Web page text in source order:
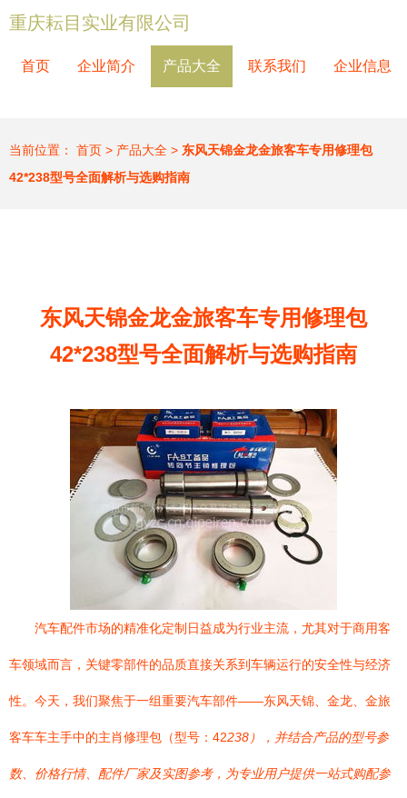
重庆耘目实业有限公司
首页 企业简介 产品大全 联系我们 企业信息
当前位置： 首页 > 产品大全 > 东风天锦金龙金旅客车专用修理包
42*238型号全面解析与选购指南
东风天锦金龙金旅客车专用修理包
42*238型号全面解析与选购指南
汽车配件市场的精准化定制日益成为行业主流，尤其对于商用客
车领域而言，关键零部件的品质直接关系到车辆运行的安全性与经济
性。今天，我们聚焦于一组重要汽车部件——东风天锦、金龙、金旅
客车车主手中的主肖修理包（型号：42238），并结合产品的型号参
数、价格行情、配件厂家及实图参考，为专业用户提供一站式购配参